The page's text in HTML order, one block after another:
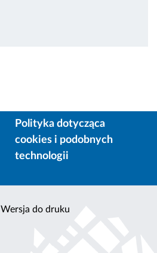
Polityka dotycząca
cookies i podobnych
technologii
Wersja do druku